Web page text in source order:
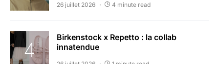
26 juillet 2026 4 minute read
Birkenstock x Repetto : la collab
innatendue